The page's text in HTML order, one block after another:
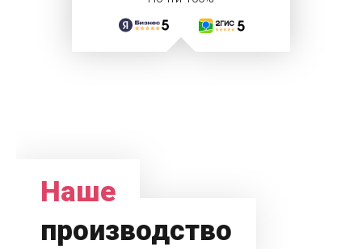
Наше
производство